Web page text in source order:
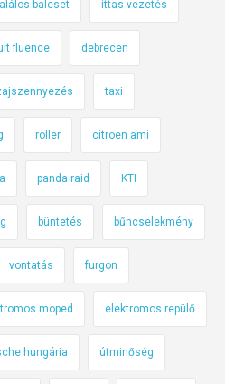
baleset ittas vezetés
fluence debrecen
taxi
roller citroen ami
panda raid KTI
büntetés bűncselekmény
vontatás furgon
moped elektromos repülő
hungária útminőség